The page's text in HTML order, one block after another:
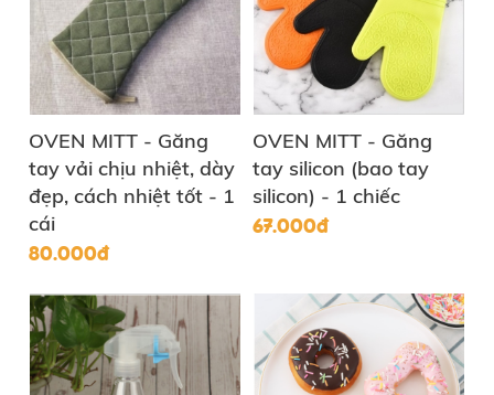
OVEN MITT - Găng
tay vải chịu nhiệt, dày
đẹp, cách nhiệt tốt - 1
cái
80.000đ
OVEN MITT - Găng
tay silicon (bao tay
silicon) - 1 chiếc
67.000đ